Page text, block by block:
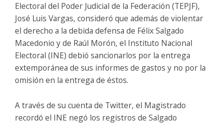
Electoral del Poder Judicial de la Federación (TEPJF),
José Luis Vargas, consideró que además de violentar
el derecho a la debida defensa de Félix Salgado
Macedonio y de Raúl Morón, el Instituto Nacional
Electoral (INE) debió sancionarlos por la entrega
extemporánea de sus informes de gastos y no por la
omisión en la entrega de éstos.
A través de su cuenta de Twitter, el Magistrado
recordó el INE negó los registros de Salgado